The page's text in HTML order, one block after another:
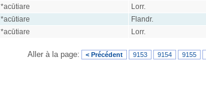
*acūtiare Lorr.
*acūtiare Flandr.
*acūtiare Lorr.
Aller à la page: < Précédent 9153 9154 9155